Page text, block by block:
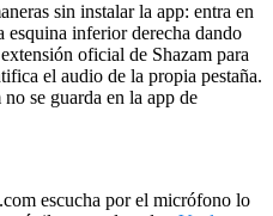
sin instalar la app: entra en
esquina inferior derecha dando
oficial de Shazam para
el audio de la propia pestaña.
se guarda en la app de
escucha por el micrófono lo